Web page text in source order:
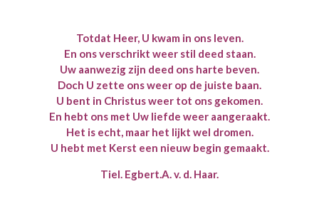
Totdat Heer, U kwam in ons leven.
En ons verschrikt weer stil deed staan.
Uw aanwezig zijn deed ons harte beven.
Doch U zette ons weer op de juiste baan.
U bent in Christus weer tot ons gekomen.
En hebt ons met Uw liefde weer aangeraakt.
Het is echt, maar het lijkt wel dromen.
U hebt met Kerst een nieuw begin gemaakt.
Tiel. Egbert.A. v. d. Haar.